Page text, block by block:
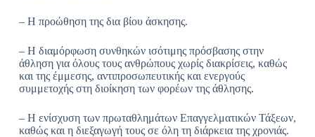
– Η προώθηση της δια βίου άσκησης.
– Η διαμόρφωση συνθηκών ισότιμης πρόσβασης στην
άθληση για όλους τους ανθρώπους χωρίς διακρίσεις, καθώς
και της έμμεσης, αντιπροσωπευτικής και ενεργούς
συμμετοχής στη διοίκηση των φορέων της άθλησης.
– Η ενίσχυση των πρωταθλημάτων Επαγγελματικών Τάξεων,
καθώς και η διεξαγωγή τους σε όλη τη διάρκεια της χρονιάς.